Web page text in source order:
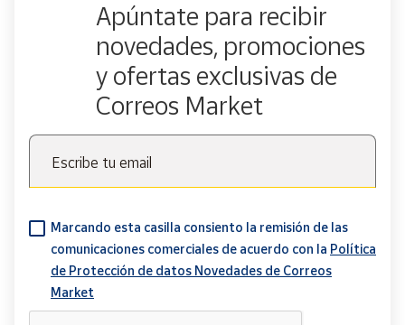
Apúntate para recibir
novedades, promociones
y ofertas exclusivas de
Correos Market
Escribe tu email
Marcando esta casilla consiento la remisión de las
comunicaciones comerciales de acuerdo con la Política
de Protección de datos Novedades de Correos
Market